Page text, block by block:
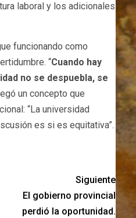
laboral y los adicionales
funcionando como
“Cuando hay
no se despuebla, se
un concepto que
“La universidad
es si es equitativa”.
Siguiente
El gobierno provincial
perdió la oportunidad.